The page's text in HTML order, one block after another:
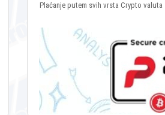
Plaćanje putem svih vrsta Crypto valuta